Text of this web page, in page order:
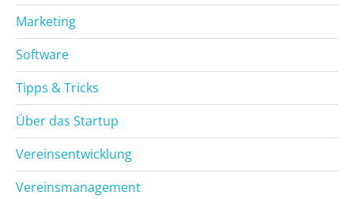
Marketing
Software
Tipps & Tricks
Über das Startup
Vereinsentwicklung
Vereinsmanagement